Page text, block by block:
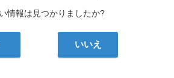
情報は見つかりましたか?
いいえ